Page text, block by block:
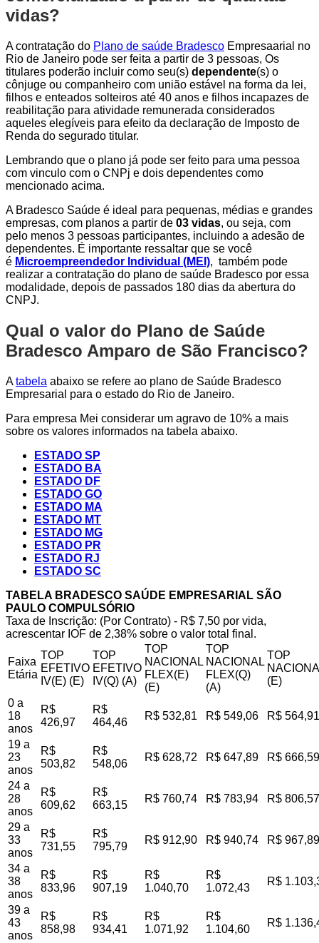
vidas?
A contratação do Plano de saúde Bradesco Empresaarial no
Rio de Janeiro pode ser feita a partir de 3 pessoas, Os
titulares poderão incluir como seu(s) dependente(s) o
cônjuge ou companheiro com união estável na forma da lei,
filhos e enteados solteiros até 40 anos e filhos incapazes de
reabilitação para atividade remunerada considerados
aqueles elegíveis para efeito da declaração de Imposto de
Renda do segurado titular.
Lembrando que o plano já pode ser feito para uma pessoa
com vinculo com o CNPj e dois dependentes como
mencionado acima.
A Bradesco Saúde é ideal para pequenas, médias e grandes
empresas, com planos a partir de 03 vidas, ou seja, com
pelo menos 3 pessoas participantes, incluindo a adesão de
dependentes. É importante ressaltar que se você
é Microempreendedor Individual (MEI), também pode
realizar a contratação do plano de saúde Bradesco por essa
modalidade, depois de passados 180 dias da abertura do
CNPJ.
Qual o valor do Plano de Saúde
Bradesco Amparo de São Francisco?
Atabela abaixo se refere ao plano de Saúde Bradesco
Empresarial para o estado do Rio de Janeiro.
Para empresa Mei considerar um agravo de 10% a mais
sobre os valores informados na tabela abaixo.
ESTADO SP
ESTADO BA
ESTADO DF
ESTADO GO
ESTADO MA
ESTADO MT
ESTADO MG
ESTADO PR
ESTADO RJ
ESTADO SC
TABELA BRADESCO SAÚDE EMPRESARIAL SÃO
PAULO COMPULSÓRIO
Taxa de Inscrição: (Por Contrato) - R$ 7,50 por vida,
acrescentar IOF de 2,38% sobre o valor total final.
Faixa
Etária
TOP
EFETIVO
IV(E) (E)
TOP
EFETIVO
IV(Q) (A)
TOP
NACIONAL
FLEX(E)
(E)
TOP
NACIONAL
FLEX(Q)
(A)
TOP
(E)
0 a
18
anos
R$
426,97
R$
464,46
R$ 532,81 R$ 549,06 R$ 564,91
19 a
23
anos
R$
503,82
R$
548,06
R$ 628,72 R$ 647,89 R$ 666,59
24 a
28
anos
R$
609,62
R$
663,15
R$ 760,74 R$ 783,94 R$ 806,57
29 a
33
anos
R$
731,55
R$
795,79
R$ 912,90 R$ 940,74 R$ 967,89
34 a
38
anos
R$
833,96
R$
907,19
R$
1.040,70
R$
1.072,43
R$
39 a
43
anos
R$
858,98
R$
934,41
R$
1.071,92
R$
1.104,60
R$